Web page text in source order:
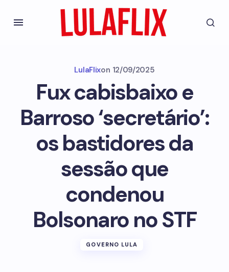
LulaFlixon 12/09/2025
Fux cabisbaixo e
Barroso ‘secretário’:
os bastidores da
sessão que
condenou
Bolsonaro no STF
GOVERNO LULA